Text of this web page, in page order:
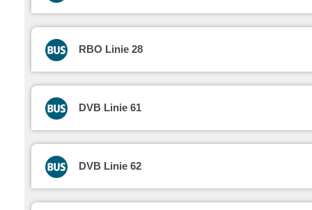
RBO Linie 28
DVB Linie 61
DVB Linie 62